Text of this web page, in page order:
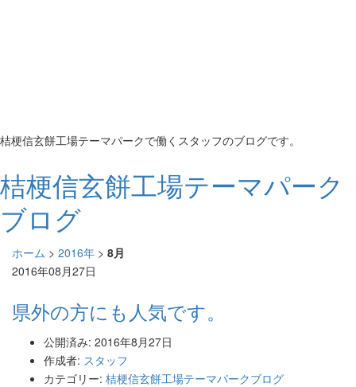
桔梗信玄餅工場テーマパークで働くスタッフのブログです。
桔梗信玄餅工場テーマパーク
ブログ
ホーム > 2016年 > 8月
2016年08月27日
県外の方にも人気です。
公開済み: 2016年8月27日
作成者: スタッフ
カテゴリー: 桔梗信玄餅工場テーマパークブログ